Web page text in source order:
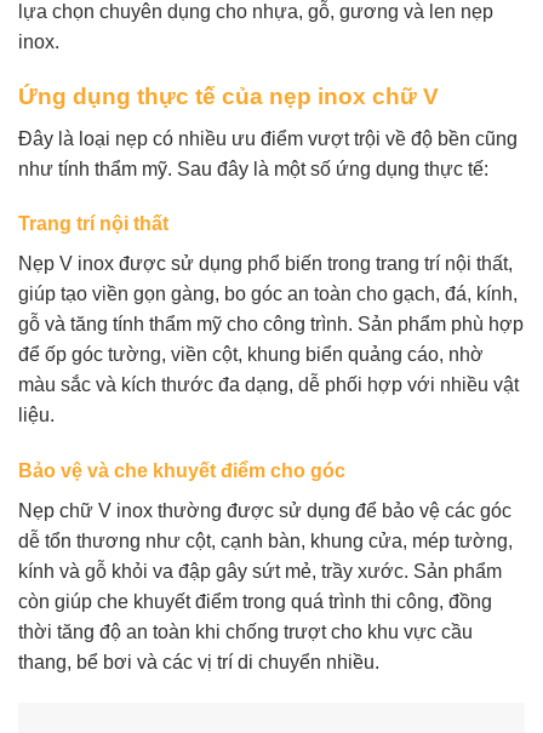
lựa chọn chuyên dụng cho nhựa, gỗ, gương và len nẹp
inox.
Ứng dụng thực tế của nẹp inox chữ V
Đây là loại nẹp có nhiều ưu điểm vượt trội về độ bền cũng
như tính thẩm mỹ. Sau đây là một số ứng dụng thực tế:
Trang trí nội thất
Nẹp V inox được sử dụng phổ biến trong trang trí nội thất,
giúp tạo viền gọn gàng, bo góc an toàn cho gạch, đá, kính,
gỗ và tăng tính thẩm mỹ cho công trình. Sản phẩm phù hợp
để ốp góc tường, viền cột, khung biển quảng cáo, nhờ
màu sắc và kích thước đa dạng, dễ phối hợp với nhiều vật
liệu.
Bảo vệ và che khuyết điểm cho góc
Nẹp chữ V inox thường được sử dụng để bảo vệ các góc
dễ tổn thương như cột, cạnh bàn, khung cửa, mép tường,
kính và gỗ khỏi va đập gây sứt mẻ, trầy xước. Sản phẩm
còn giúp che khuyết điểm trong quá trình thi công, đồng
thời tăng độ an toàn khi chống trượt cho khu vực cầu
thang, bể bơi và các vị trí di chuyển nhiều.